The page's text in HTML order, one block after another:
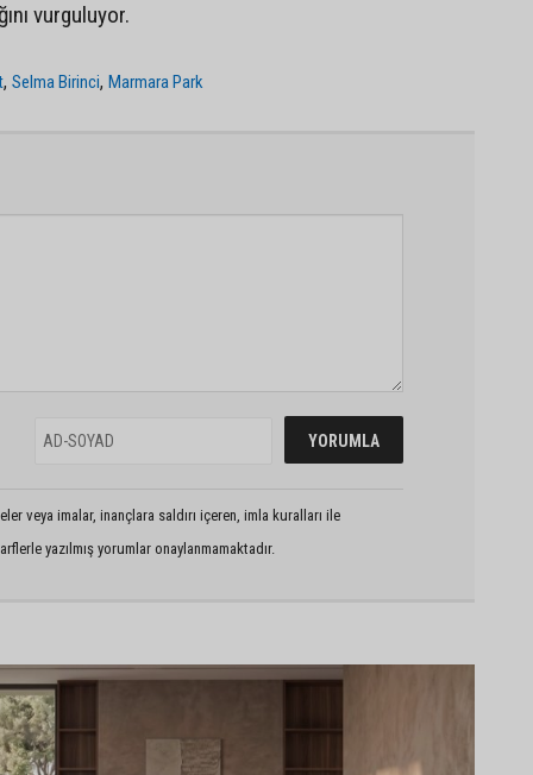
vurguluyor.
,Selma Birinci,Marmara Park
veya imalar, inançlara saldırı içeren, imla kuralları ile
yazılmış yorumlar onaylanmamaktadır.